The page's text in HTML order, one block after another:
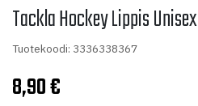
Tackla Hockey Lippis Unisex
Tuotekoodi: 3336338367
8,90€